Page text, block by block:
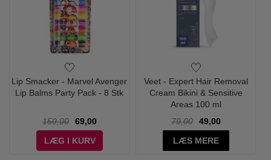
Lip Smacker - Marvel Avenger
Lip Balms Party Pack - 8 Stk
159,00
69,00
LÆG I KURV
Veet - Expert Hair Removal
Cream Bikini & Sensitive
Areas 100 ml
79,00
49,00
LÆS MERE